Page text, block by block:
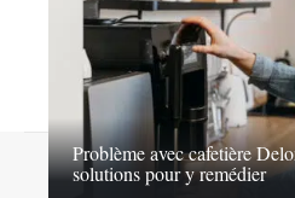
Problème avec cafetière
solutions pour y remédier
Contact Mentions